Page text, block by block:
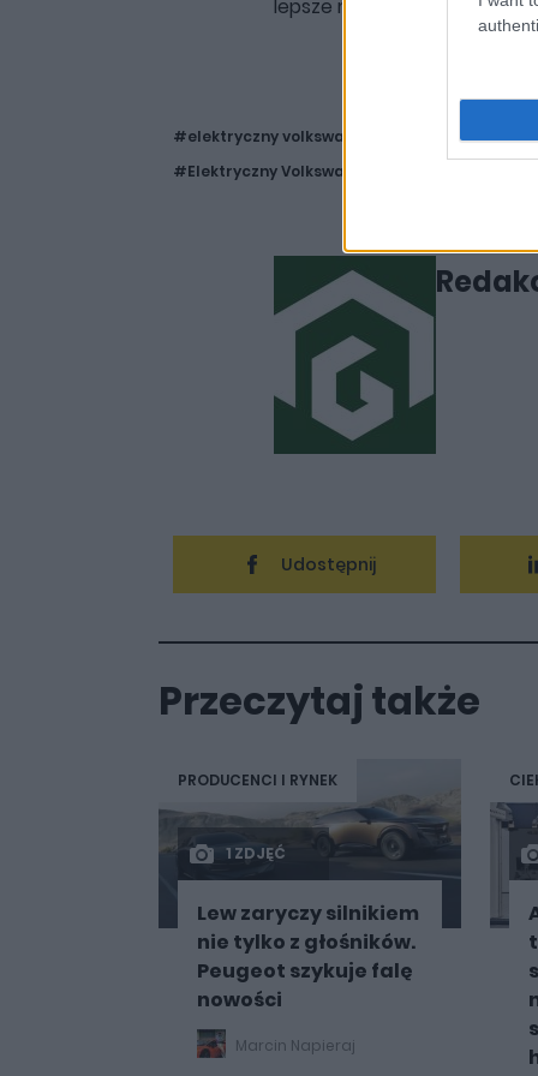
lepsze materiały w kabinie.
#elektryczny volkswagen #volkswagen
#Elektryczny Volkswagem Aero B
Udostępnij
Przeczytaj także
PRODUCENCI I RYNEK
1 ZDJĘĆ
Lew zaryczy silnikiem
nie tylko z głośników.
Peugeot szykuje falę
nowości
Marcin Napieraj